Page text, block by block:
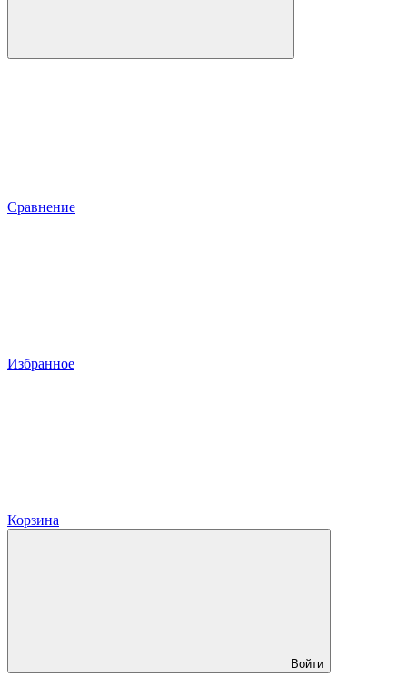
Сравнение
Избранное
Корзина
Войти